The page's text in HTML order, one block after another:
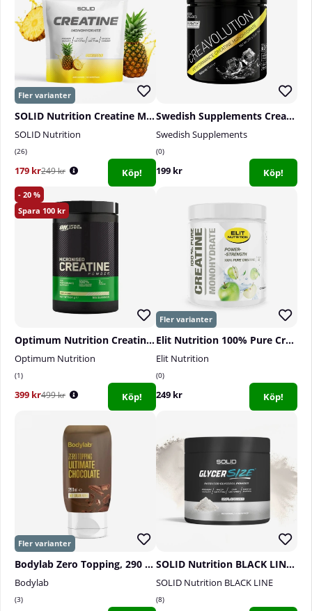
SOLID Nutrition Creatine Monohydrate, 400 g
SOLID Nutrition
26
179 kr249 kr Köp!
Swedish Supplements Creavolution, 300 g
Swedish Supplements
0
199 kr Köp!
20
100
Optimum Nutrition Creatine Powder, 600 g
Optimum Nutrition
1
399 kr499 kr Köp!
Elit Nutrition 100% Pure Creatine Monohydrate, 300 g
Elit Nutrition
0
249 kr Köp!
Bodylab Zero Topping, 290 ml
Bodylab
3
SOLID Nutrition BLACK LINE GlycerSize, 165 g
SOLID Nutrition BLACK LINE
8